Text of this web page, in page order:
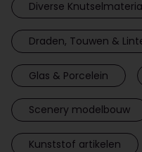
Diverse
Draden, Touwen &
Glas & Porcelein
Scenery modelbouw
Kunststof artikelen